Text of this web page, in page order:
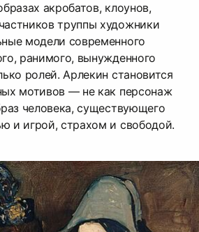
акробатов, клоунов,
труппы художники
модели современного
ранимого, вынужденного
ролей. Арлекин становится
мотивов — не как персонаж
человека, существующего
и игрой, страхом и свободой.